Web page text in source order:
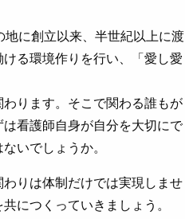
に創立以来、半世紀以上に渡
る環境作りを行い、「愛し愛
ります。そこで関わる誰もが
看護師自身が自分を大切にで
いでしょうか。
りは体制だけでは実現しませ
につくっていきましょう。